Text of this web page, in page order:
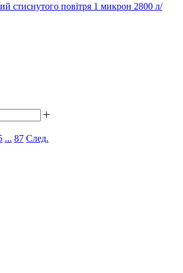
стиснутого повітря 1 микрон 2800 л/
... 87 След.